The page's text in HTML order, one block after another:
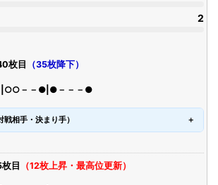
2
枚目
（35枚降下）
|○○－－●|●－－－●
戦相手・決まり手）
目
（12枚上昇・最高位更新）